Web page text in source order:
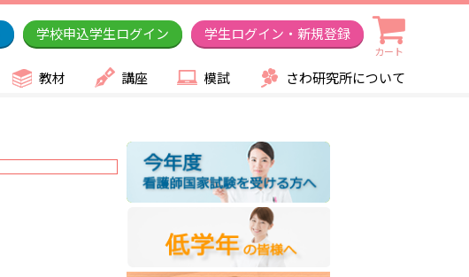
学校申込学生ログイン 学生ログイン・新規登録
カート
教材 講座 模試 さわ研究所について